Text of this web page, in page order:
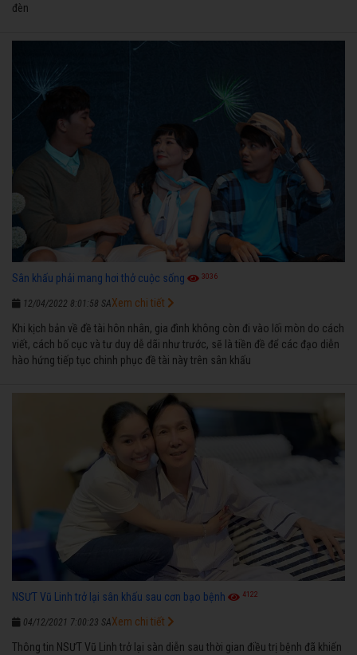
đèn
Sân khấu phải mang hơi thở cuộc sống 3036
12/04/2022 8:01:58 SA
Khi kịch bản về đề tài hôn nhân, gia đình không còn đi vào lối mòn do cách
viết, cách bố cục và tư duy dễ dãi như trước, sẽ là tiền đề để các đạo diễn
hào hứng tiếp tục chinh phục đề tài này trên sân khấu
Xem chi tiết
NSƯT Vũ Linh trở lại sân khấu sau cơn bạo bệnh 4122
04/12/2021 7:00:23 SA
Thông tin NSƯT Vũ Linh trở lại sàn diễn sau thời gian điều trị bệnh đã khiến
Xem chi tiết